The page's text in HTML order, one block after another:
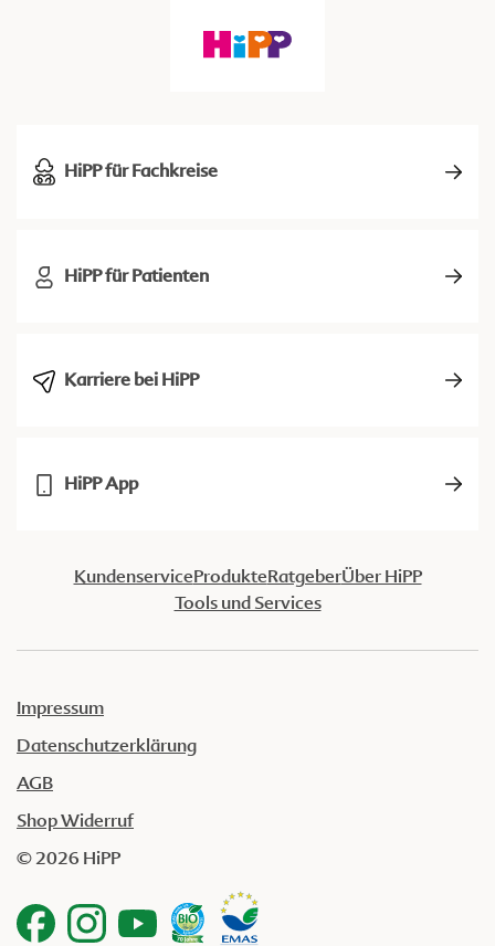
HiPP für Fachkreise
HiPP für Patienten
Karriere bei HiPP
HiPP App
KundenserviceProdukteRatgeberÜber HiPP
Tools und Services
Impressum
Datenschutzerklärung
AGB
Shop Widerruf
© 2026 HiPP